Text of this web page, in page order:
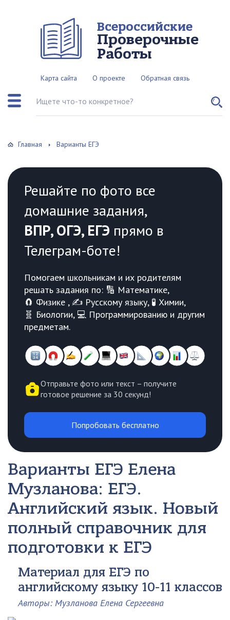
Всероссийские
Проверочные
Работы
Карта сайта О проекте Обратная связь
Поиск по сайту
Главная Варианты ЕГЭ
Решайте по фото все
домашние задания,
ВПР, ОГЭ, ЕГЭ прямо в
Телеграм-боте!
Помогаем школьникам и их родителям
решать задания по: 🔢 Математике,
🧲 Физике , ✍️ Русскому языку, 🧪 Химии,
🧬 Биологии, 💻 Программированию и другим
предметам.
Отправьте фото или текст – получите
готовое решение за 30 секунд!
Попробовать бесплатно
Варианты ЕГЭ Елена
Музланова: ЕГЭ.
Английский язык. Новый
полный справочник для
подготовки к ЕГЭ
Материал для ЕГЭ по
английскому языку 10-11 классов
Авторы: Музланова Елена Сергеевна